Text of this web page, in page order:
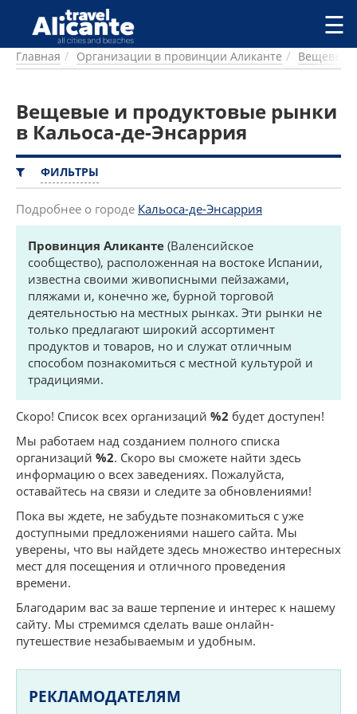
Перейти к основному содержанию
ГОРОДА
ПИТАНИЕ
ПРОЖИВАНИЕ
ДОСТОПРИМЕЧАТЕЛЬНОСТИ
КЕМПИНГ
КОМАРКИ (РАЙОНЫ)
РЕЦЕПТЫ
ПРЕДЛОЖЕНИЯ
СТАТЬИ
УСЛУГИ
☰
Главная Организации в провинции Аликанте Вещевые
Вещевые и продуктовые рынки
в Кальоса-де-Энсаррия
ФИЛЬТРЫ
Подробнее о городе Кальоса-де-Энсаррия
Провинция Аликанте (Валенсийское
сообщество), расположенная на востоке Испании,
известна своими живописными пейзажами,
пляжами и, конечно же, бурной торговой
деятельностью на местных рынках. Эти рынки не
только предлагают широкий ассортимент
продуктов и товаров, но и служат отличным
способом познакомиться с местной культурой и
традициями.
Скоро! Список всех организаций %2 будет доступен!
Мы работаем над созданием полного списка
организаций %2. Скоро вы сможете найти здесь
информацию о всех заведениях. Пожалуйста,
оставайтесь на связи и следите за обновлениями!
Пока вы ждете, не забудьте познакомиться с уже
доступными предложениями нашего сайта. Мы
уверены, что вы найдете здесь множество интересных
мест для посещения и отличного проведения
времени.
Благодарим вас за ваше терпение и интерес к нашему
сайту. Мы стремимся сделать ваше онлайн-
путешествие незабываемым и удобным.
РЕКЛАМОДАТЕЛЯМ